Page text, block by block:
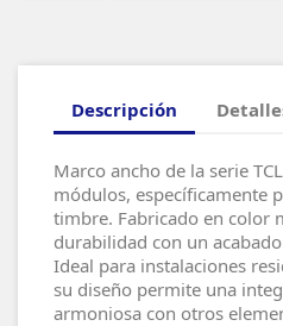
Descripción
Marco ancho de la serie
módulos, específicamente
timbre. Fabricado en color
durabilidad con un
Ideal para instalaciones
su diseño permite una
armoniosa con otros